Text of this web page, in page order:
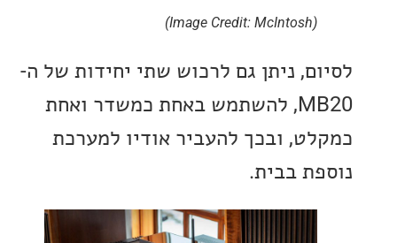
ניתן גם לרכוש שתי יחידות של ה-
MB20, להשתמש באחת כמשדר ואחת
ובכך להעביר אודיו למערכת
בבית.